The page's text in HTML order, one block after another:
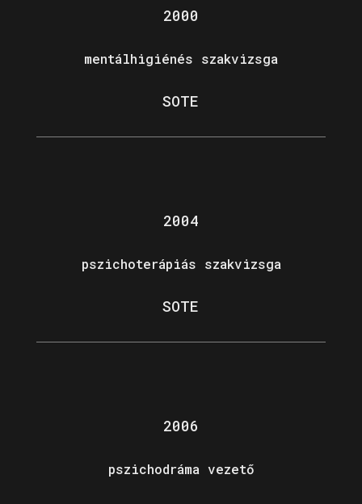
2000
mentálhigiénés szakvizsga
SOTE
2004
pszichoterápiás szakvizsga
SOTE
2006
pszichodráma vezető